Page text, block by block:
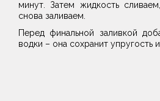
минут. Затем жидкость
снова заливаем.
Перед финальной заливкой
водки – она сохранит упругость